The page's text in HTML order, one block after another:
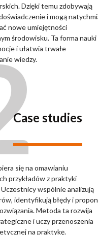
Dzięki temu zdobywają
i mogą
nowe umiejętności
środowisku. Ta forma nauki
i ułatwia trwałe
wiedzy.
Case studies
się na omawianiu
przykładów z praktyki
wspólnie analizują
identyfikują błędy i
Metoda ta rozwija
i uczy przenoszenia
na praktykę.